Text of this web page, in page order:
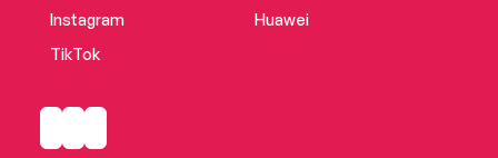
Instagram
TikTok
Huawei